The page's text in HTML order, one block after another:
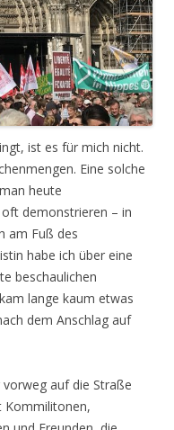
ist es für mich nicht.
Eine solche
heute
demonstrieren – in
am Fuß des
habe ich über eine
beschaulichen
lange kaum etwas
dem Anschlag auf
auf die Straße
Kommilitonen,